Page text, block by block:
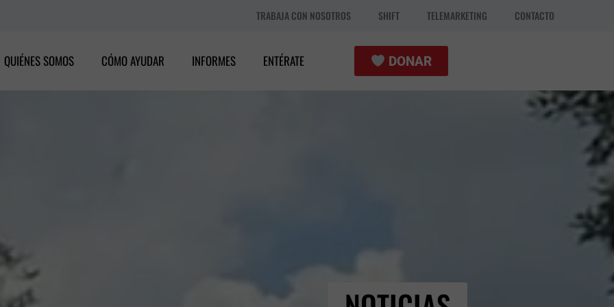
TRABAJA CON NOSOTROS SHIFT TELEMARKETING CONTACTO
QUIÉNES SOMOS CÓMO AYUDAR INFORMES ENTÉRATE DONAR